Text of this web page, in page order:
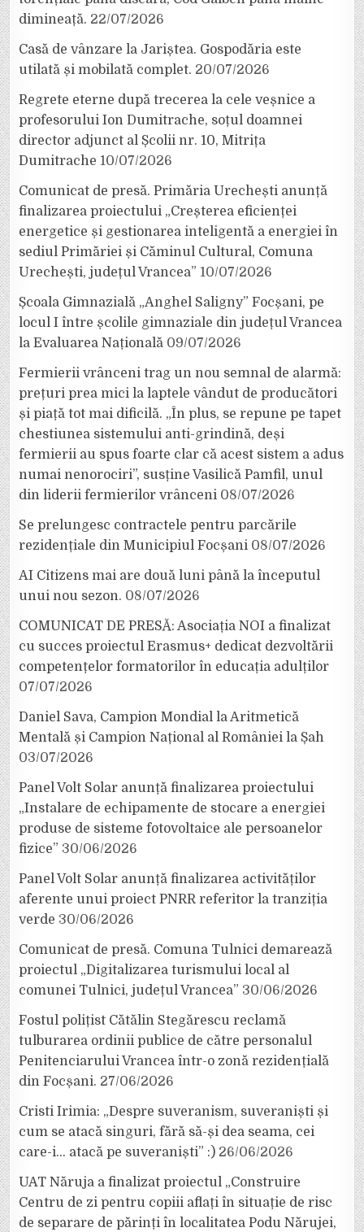
dimineață. 22/07/2026
Casă de vânzare la Jariștea. Gospodăria este
utilată și mobilată complet. 20/07/2026
Regrete eterne după trecerea la cele veșnice a
profesorului Ion Dumitrache, soțul doamnei
director adjunct al Școlii nr. 10, Mitrița
Dumitrache 10/07/2026
Comunicat de presă. Primăria Urechești anunță
finalizarea proiectului „Creșterea eficienței
energetice și gestionarea inteligentă a energiei în
sediul Primăriei și Căminul Cultural, Comuna
Urechești, județul Vrancea” 10/07/2026
Școala Gimnazială „Anghel Saligny” Focșani, pe
locul I între școlile gimnaziale din județul Vrancea
la Evaluarea Națională 09/07/2026
Fermierii vrânceni trag un nou semnal de alarmă:
prețuri prea mici la laptele vândut de producători
și piață tot mai dificilă. „În plus, se repune pe tapet
chestiunea sistemului anti-grindină, deși
fermierii au spus foarte clar că acest sistem a adus
numai nenorociri”, susține Vasilică Pamfil, unul
din liderii fermierilor vrânceni 08/07/2026
Se prelungesc contractele pentru parcările
rezidențiale din Municipiul Focșani 08/07/2026
AI Citizens mai are două luni până la începutul
unui nou sezon. 08/07/2026
COMUNICAT DE PRESĂ: Asociația NOI a finalizat
cu succes proiectul Erasmus+ dedicat dezvoltării
competențelor formatorilor în educația adulților
07/07/2026
Daniel Sava, Campion Mondial la Aritmetică
Mentală și Campion Național al României la Șah
03/07/2026
Panel Volt Solar anunță finalizarea proiectului
„Instalare de echipamente de stocare a energiei
produse de sisteme fotovoltaice ale persoanelor
fizice” 30/06/2026
Panel Volt Solar anunță finalizarea activităților
aferente unui proiect PNRR referitor la tranziția
verde 30/06/2026
Comunicat de presă. Comuna Tulnici demarează
proiectul „Digitalizarea turismului local al
comunei Tulnici, județul Vrancea” 30/06/2026
Fostul polițist Cătălin Stegărescu reclamă
tulburarea ordinii publice de către personalul
Penitenciarului Vrancea într-o zonă rezidențială
din Focșani. 27/06/2026
Cristi Irimia: „Despre suveranism, suveraniști și
cum se atacă singuri, fără să-și dea seama, cei
care-i… atacă pe suveraniști” :) 26/06/2026
UAT Năruja a finalizat proiectul „Construire
Centru de zi pentru copiii aflați în situație de risc
de separare de părinți în localitatea Podu Nărujei,